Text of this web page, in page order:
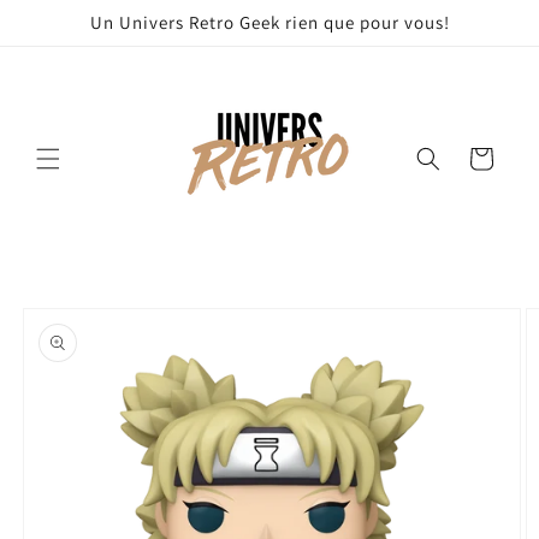
passerUn Univers Retro Geek rien que pour vous!
Panier
informations
produits